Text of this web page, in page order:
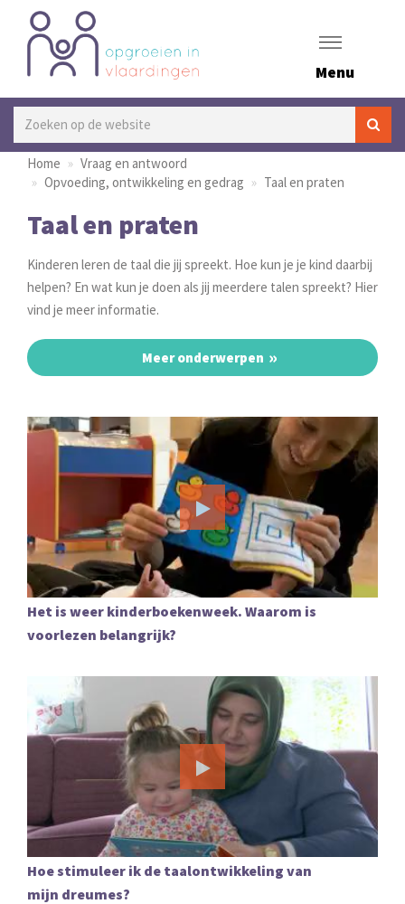
Menu
Home
Vraag en antwoord
Opvoeding, ontwikkeling en gedrag
Taal en praten
Taal en praten
Kinderen leren de taal die jij spreekt. Hoe kun je je kind daarbij
helpen? En wat kun je doen als jij meerdere talen spreekt? Hier
vind je meer informatie.
Meer onderwerpen
Het is weer kinderboekenweek. Waarom is
voorlezen belangrijk?
Hoe stimuleer ik de taalontwikkeling van
mijn dreumes?